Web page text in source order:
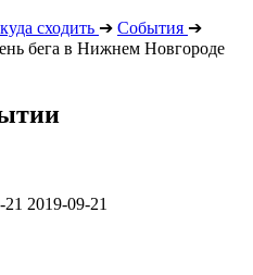
сходить ➔ События ➔
бега в Нижнем Новгороде
2019-09-21